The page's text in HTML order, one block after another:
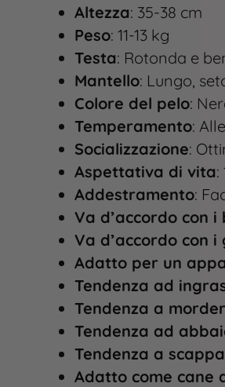
Altezza: 35-38 cm
Peso: 11-13 kg​
Testa: Rotonda e
Mantello: Lungo,
Colore del pelo:
Temperamento:
Socializzazione:
Aspettativa di vita:
Addestramento:
Va d’accordo con i
Va d’accordo con i
Adatto per un
Tendenza ad
Tendenza a
Tendenza ad
Tendenza a
Adatto come cane